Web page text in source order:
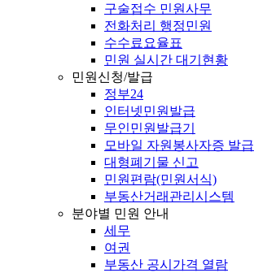
구술접수 민원사무
전화처리 행정민원
수수료요율표
민원 실시간 대기현황
민원신청/발급
정부24
인터넷민원발급
무인민원발급기
모바일 자원봉사자증 발급
대형폐기물 신고
민원편람(민원서식)
부동산거래관리시스템
분야별 민원 안내
세무
여권
부동산 공시가격 열람